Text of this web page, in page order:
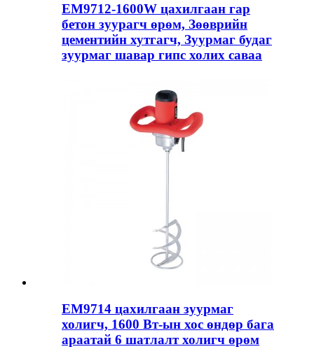
EM9712-1600W цахилгаан гар
бетон зуурагч өрөм, Зөөврийн
цементийн хутгагч, Зуурмаг будаг
зуурмаг шавар гипс холих саваа
EM9714 цахилгаан зуурмаг
холигч, 1600 Вт-ын хос өндөр бага
араатай 6 шатлалт холигч өрөм